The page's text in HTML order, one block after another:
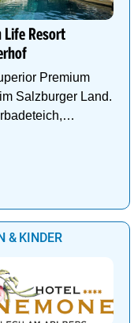
Life Resort
Premium
Salzburger Land.
& KINDER